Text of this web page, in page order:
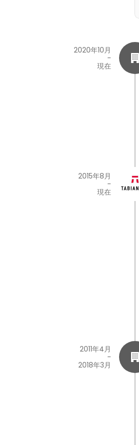
2020年10月
-
現在
2015年8月
-
現在
2011年4月
-
2018年3月